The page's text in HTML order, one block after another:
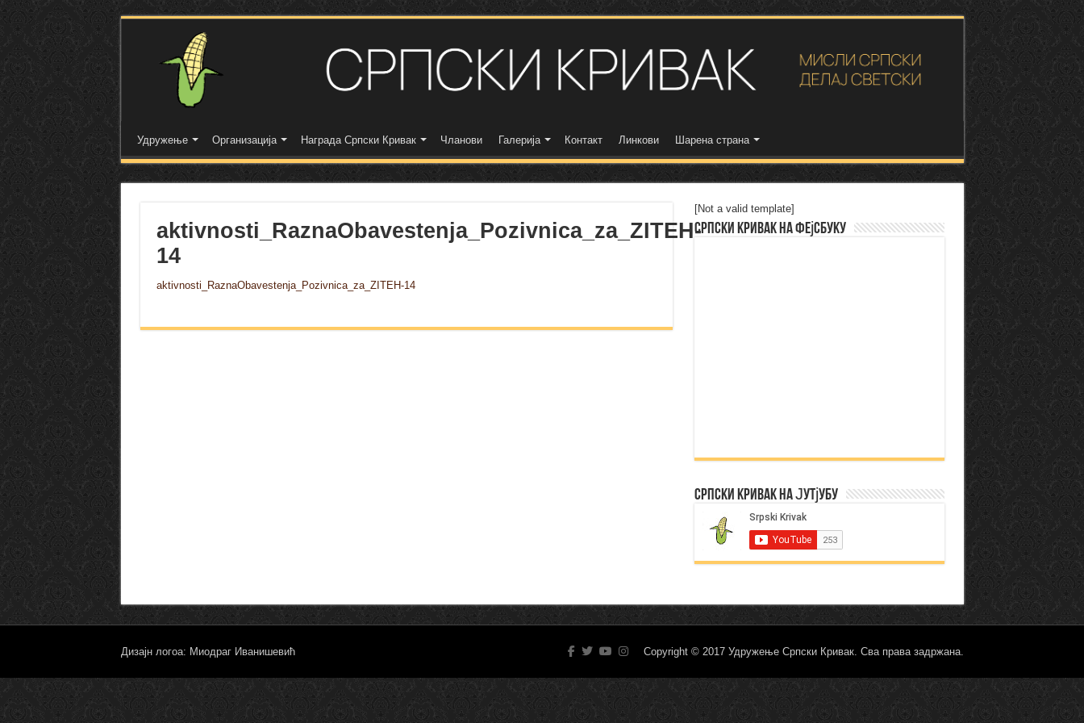
Удружење Организација Награда Српски Кривак Чланови Галерија Контакт Линкови Шарена страна
aktivnosti_RaznaObavestenja_Pozivnica_za_ZITEH-
14
aktivnosti_RaznaObavestenja_Pozivnica_za_ZITEH-14
[Not a valid template]
Српски Кривак на Фејсбуку
Српски Кривак на Јутјубу
Copyright © 2017 Удружење Српски Кривак. Сва права задржана.
Дизајн логоа: Миодраг Иванишевић